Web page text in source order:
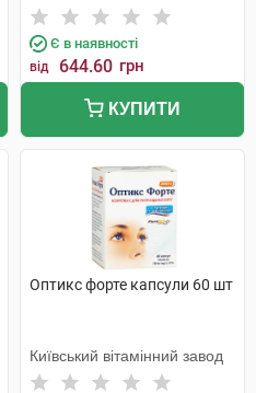
Є в наявності
від 644.60 грн
КУПИТИ
Оптикс форте капсули 60 шт
Київський вітамінний завод